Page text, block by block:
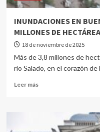
INUNDACIONES EN
MILLONES DE
18 de noviembre de 2025
Más de 3,8 millones de
río Salado, en el corazón de
Leer más